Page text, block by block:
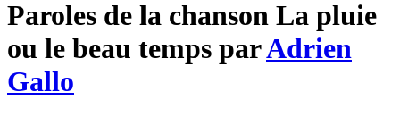
Paroles de la chanson La pluie
ou le beau temps parAdrien
Gallo